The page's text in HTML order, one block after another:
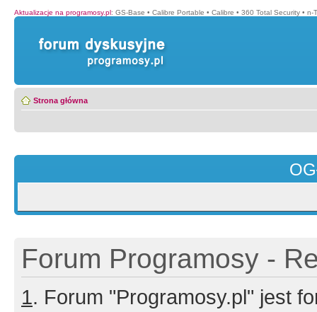
Aktualizacje na programosy.pl: GS-Base • Calibre Portable • Calibre • 360 Total Security • n-
Strona główna
Forum Programosy -
1. Forum "Programosy.pl" jest